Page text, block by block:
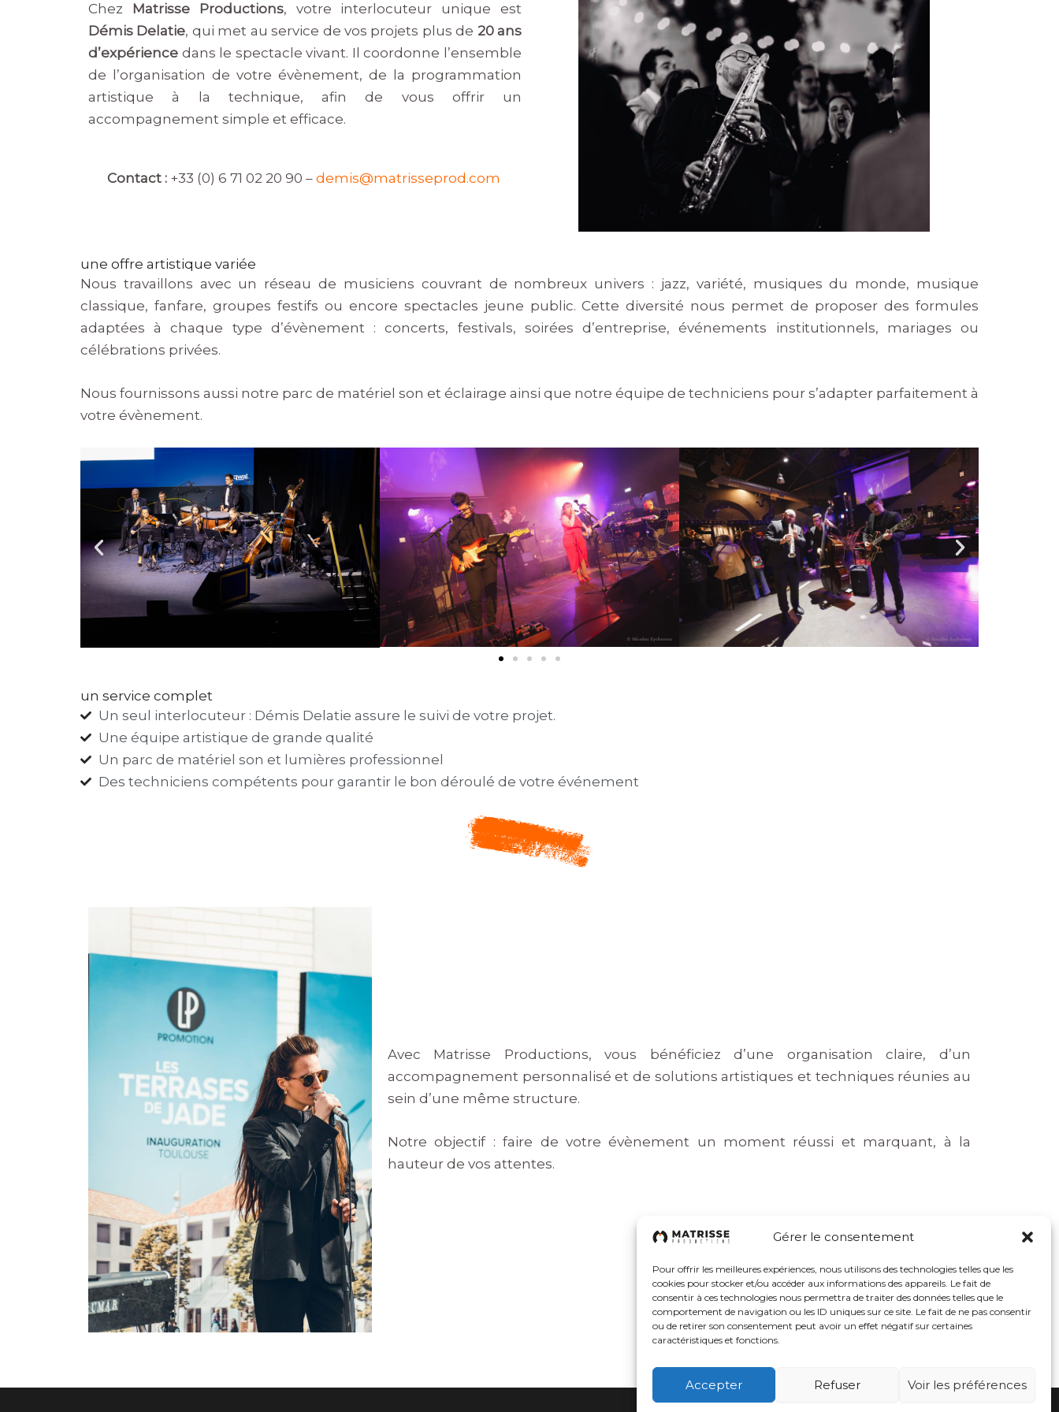
Gérer le consentement
Pour offrir les meilleures expériences, nous utilisons des technologies telles que les
cookies pour stocker et/ou accéder aux informations des appareils. Le fait de
consentir à ces technologies nous permettra de traiter des données telles que le
comportement de navigation ou les ID uniques sur ce site. Le fait de ne pas consentir
ou de retirer son consentement peut avoir un effet négatif sur certaines
caractéristiques et fonctions.
Accepter Refuser Voir les préférences
Chez Matrisse Productions, votre interlocuteur unique est
Démis Delatie, qui met au service de vos projets plus de 20 ans
d’expérience dans le spectacle vivant. Il coordonne l’ensemble
de l’organisation de votre évènement, de la programmation
artistique à la technique, afin de vous offrir un
accompagnement simple et efficace.
Contact :+33 (0) 6 71 02 20 90 – demis@matrisseprod.com
une offre artistique variée
Nous travaillons avec un réseau de musiciens couvrant de nombreux univers : jazz, variété, musiques du monde, musique
classique, fanfare, groupes festifs ou encore spectacles jeune public. Cette diversité nous permet de proposer des formules
adaptées à chaque type d’évènement : concerts, festivals, soirées d’entreprise, événements institutionnels, mariages ou
célébrations privées.
Nous fournissons aussi notre parc de matériel son et éclairage ainsi que notre équipe de techniciens pour s’adapter parfaitement à
votre évènement.
un service complet
Un seul interlocuteur : Démis Delatie assure le suivi de votre projet.
Une équipe artistique de grande qualité
Un parc de matériel son et lumières professionnel
Des techniciens compétents pour garantir le bon déroulé de votre événement
Avec Matrisse Productions, vous bénéficiez d’une organisation claire, d’un
accompagnement personnalisé et de solutions artistiques et techniques réunies au
sein d’une même structure.
Notre objectif : faire de votre évènement un moment réussi et marquant, à la
hauteur de vos attentes.